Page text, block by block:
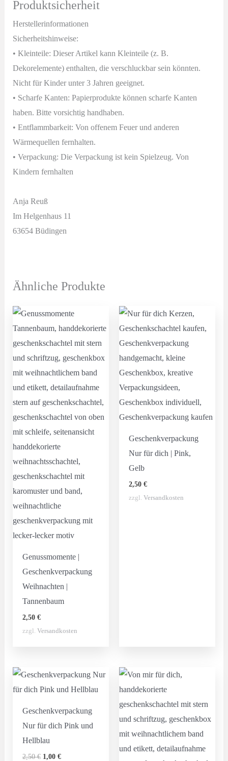
Produktsicherheit
Herstellerinformationen
Sicherheitshinweise:
• Kleinteile: Dieser Artikel kann Kleinteile (z. B.
Dekorelemente) enthalten, die verschluckbar sein könnten.
Nicht für Kinder unter 3 Jahren geeignet.
• Scharfe Kanten: Papierprodukte können scharfe Kanten
haben. Bitte vorsichtig handhaben.
• Entflammbarkeit: Von offenem Feuer und anderen
Wärmequellen fernhalten.
• Verpackung: Die Verpackung ist kein Spielzeug. Von
Kindern fernhalten
Anja Reuß
Im Helgenhaus 11
63654 Büdingen
Ähnliche Produkte
Genussmomente |
Geschenkverpackung
Weihnachten |
Tannenbaum
2,50 €
zzgl. Versandkosten
Geschenkverpackung
Nur für dich | Pink,
Gelb
2,50€
zzgl.Versandkosten
Geschenkverpackung
Nur für dich Pink und
Hellblau
2,50€ Ursprünglicher
1,00 €Aktueller